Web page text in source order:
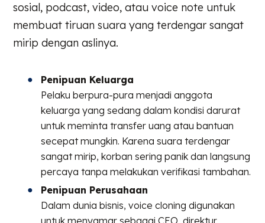
sosial, podcast, video, atau voice note untuk
membuat tiruan suara yang terdengar sangat
mirip dengan aslinya.
Penipuan Keluarga
Pelaku berpura-pura menjadi anggota
keluarga yang sedang dalam kondisi darurat
untuk meminta transfer uang atau bantuan
secepat mungkin. Karena suara terdengar
sangat mirip, korban sering panik dan langsung
percaya tanpa melakukan verifikasi tambahan.
Penipuan Perusahaan
Dalam dunia bisnis, voice cloning digunakan